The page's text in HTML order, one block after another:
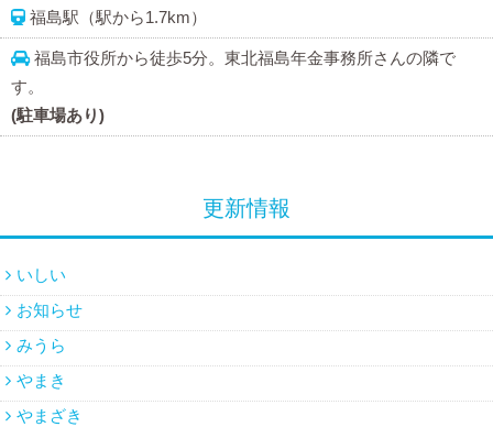
福島駅（駅から1.7km）
福島市役所から徒歩5分。東北福島年金事務所さんの隣で
す。
(駐車場あり)
更新情報
いしい
お知らせ
みうら
やまき
やまざき